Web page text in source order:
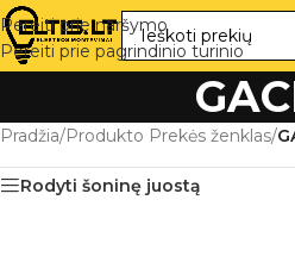
Pereiti prie naršymo
Pereiti prie pagrindinio turinio
Pradžia/Produkto Prekės ženklas/
Rodyti šoninę juostą